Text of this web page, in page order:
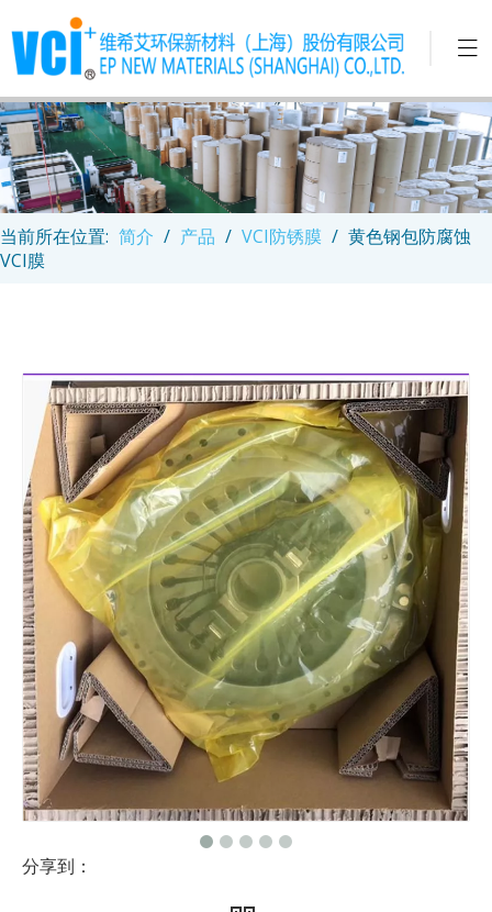
当前所在位置: 简介 / 产品 / VCI防锈膜 / 黄色钢包防腐蚀
VCI膜
分享到：